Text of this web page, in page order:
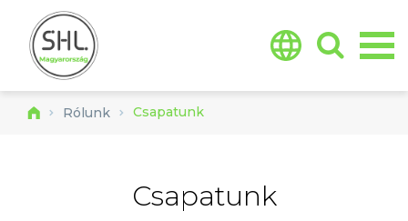
Rólunk Csapatunk
Csapatunk